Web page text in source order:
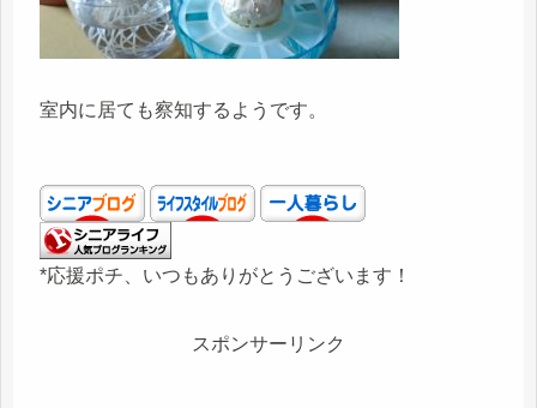
室内に居ても察知するようです。
*応援ポチ、いつもありがとうございます！
スポンサーリンク